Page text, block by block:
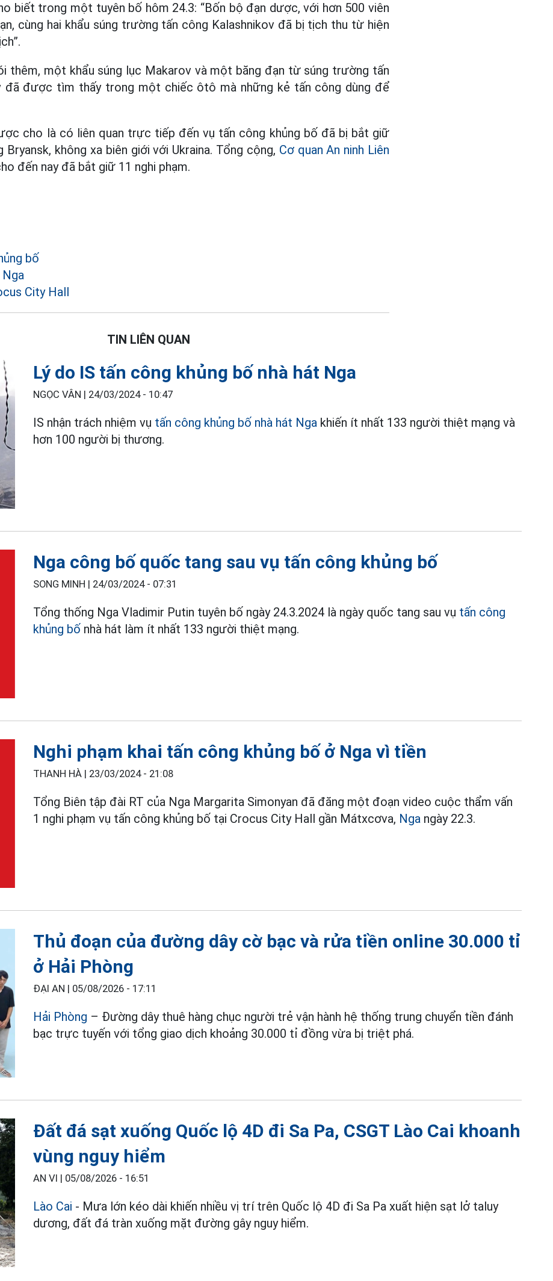
biết trong một tuyên bố hôm 24.3: “Bốn bộ đạn dược, với hơn 500 viên
cùng hai khẩu súng trường tấn công Kalashnikov đã bị tịch thu từ hiện
thêm, một khẩu súng lục Makarov và một băng đạn từ súng trường tấn
đã được tìm thấy trong một chiếc ôtô mà những kẻ tấn công dùng để
cho là có liên quan trực tiếp đến vụ tấn công khủng bố đã bị bắt giữ
Bryansk, không xa biên giới với Ukraina. Tổng cộng, Cơ quan An ninh Liên
đến nay đã bắt giữ 11 nghi phạm.
bố
City Hall
TIN LIÊN QUAN
Lý do IS tấn công khủng bố nhà hát Nga
NGỌC VÂN | 24/03/2024 - 10:47
IS nhận trách nhiệm vụ tấn công khủng bố nhà hát Nga khiến ít nhất 133 người thiệt mạng và
hơn 100 người bị thương.
Nga công bố quốc tang sau vụ tấn công khủng bố
SONG MINH | 24/03/2024 - 07:31
Tổng thống Nga Vladimir Putin tuyên bố ngày 24.3.2024 là ngày quốc tang sau vụ tấn công
khủng bố nhà hát làm ít nhất 133 người thiệt mạng.
Nghi phạm khai tấn công khủng bố ở Nga vì tiền
THANH HÀ | 23/03/2024 - 21:08
Tổng Biên tập đài RT của Nga Margarita Simonyan đã đăng một đoạn video cuộc thẩm vấn
1 nghi phạm vụ tấn công khủng bố tại Crocus City Hall gần Mátxcơva, Nga ngày 22.3.
Thủ đoạn của đường dây cờ bạc và rửa tiền online 30.000 tỉ
ở Hải Phòng
ĐẠI AN | 05/08/2026 - 17:11
Hải Phòng – Đường dây thuê hàng chục người trẻ vận hành hệ thống trung chuyển tiền đánh
bạc trực tuyến với tổng giao dịch khoảng 30.000 tỉ đồng vừa bị triệt phá.
Đất đá sạt xuống Quốc lộ 4D đi Sa Pa, CSGT Lào Cai khoanh
vùng nguy hiểm
AN VI | 05/08/2026 - 16:51
Lào Cai - Mưa lớn kéo dài khiến nhiều vị trí trên Quốc lộ 4D đi Sa Pa xuất hiện sạt lở taluy
dương, đất đá tràn xuống mặt đường gây nguy hiểm.